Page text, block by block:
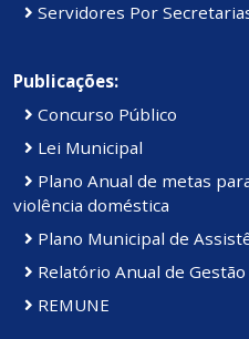
Servidores Por
Publicações:
Concurso Público
Lei Municipal
Plano Anual de metas
violência doméstica
Plano Municipal de
Relatório Anual de Gestão
REMUNE